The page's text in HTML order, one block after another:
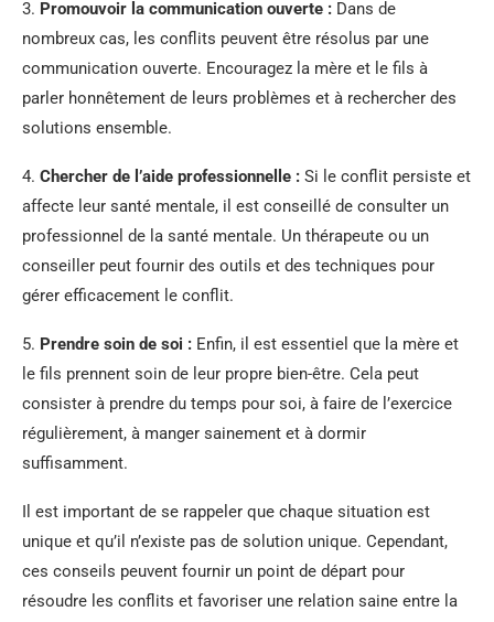
3. Promouvoir la communication ouverte : Dans de
nombreux cas, les conflits peuvent être résolus par une
communication ouverte. Encouragez la mère et le fils à
parler honnêtement de leurs problèmes et à rechercher des
solutions ensemble.
4. Chercher de l’aide professionnelle : Si le conflit persiste et
affecte leur santé mentale, il est conseillé de consulter un
professionnel de la santé mentale. Un thérapeute ou un
conseiller peut fournir des outils et des techniques pour
gérer efficacement le conflit.
5. Prendre soin de soi : Enfin, il est essentiel que la mère et
le fils prennent soin de leur propre bien-être. Cela peut
consister à prendre du temps pour soi, à faire de l’exercice
régulièrement, à manger sainement et à dormir
suffisamment.
Il est important de se rappeler que chaque situation est
unique et qu’il n’existe pas de solution unique. Cependant,
ces conseils peuvent fournir un point de départ pour
résoudre les conflits et favoriser une relation saine entre la